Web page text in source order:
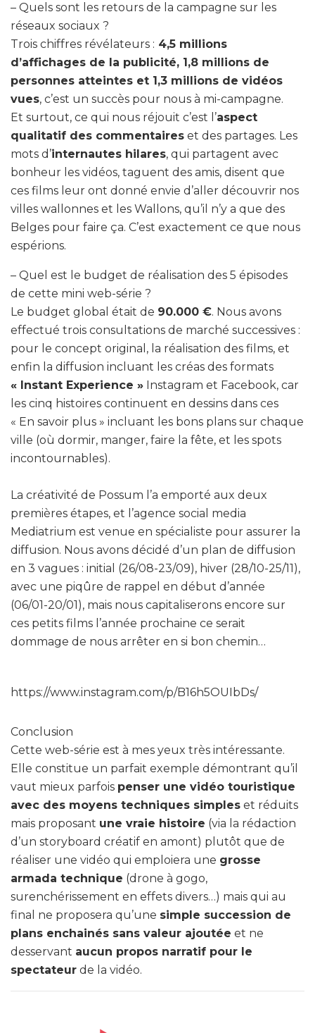
– Quels sont les retours de la campagne sur les
réseaux sociaux ?
Trois chiffres révélateurs : 4,5 millions
d’affichages de la publicité, 1,8 millions de
personnes atteintes et 1,3 millions de vidéos
vues, c’est un succès pour nous à mi-campagne.
Et surtout, ce qui nous réjouit c’est l’aspect
qualitatif des commentaires et des partages. Les
mots d’internautes hilares, qui partagent avec
bonheur les vidéos, taguent des amis, disent que
ces films leur ont donné envie d’aller découvrir nos
villes wallonnes et les Wallons, qu’il n’y a que des
Belges pour faire ça. C’est exactement ce que nous
espérions.
– Quel est le budget de réalisation des 5 épisodes
de cette mini web-série ?
Le budget global était de 90.000 €. Nous avons
effectué trois consultations de marché successives :
pour le concept original, la réalisation des films, et
enfin la diffusion incluant les créas des formats
« Instant Experience » Instagram et Facebook, car
les cinq histoires continuent en dessins dans ces
« En savoir plus » incluant les bons plans sur chaque
ville (où dormir, manger, faire la fête, et les spots
incontournables).
La créativité de Possum l’a emporté aux deux
premières étapes, et l’agence social media
Mediatrium est venue en spécialiste pour assurer la
diffusion. Nous avons décidé d’un plan de diffusion
en 3 vagues : initial (26/08-23/09), hiver (28/10-25/11),
avec une piqûre de rappel en début d’année
(06/01-20/01), mais nous capitaliserons encore sur
ces petits films l’année prochaine ce serait
dommage de nous arrêter en si bon chemin…
https://www.instagram.com/p/B16h5OUIbDs/
Conclusion
Cette web-série est à mes yeux très intéressante.
Elle constitue un parfait exemple démontrant qu’il
vaut mieux parfois penser une vidéo touristique
avec des moyens techniques simples et réduits
mais proposant une vraie histoire (via la rédaction
d’un storyboard créatif en amont) plutôt que de
réaliser une vidéo qui emploiera une grosse
armada technique (drone à gogo,
surenchérissement en effets divers…) mais qui au
final ne proposera qu’une simple succession de
plans enchainés sans valeur ajoutée et ne
desservant aucun propos narratif pour le
spectateur de la vidéo.